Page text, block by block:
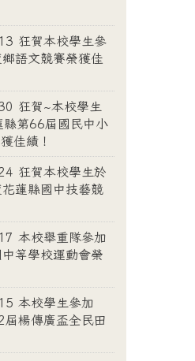
狂賀本校學生參
語文競賽榮獲佳
狂賀~本校學生
縣第66屆國民中小
佳績！
狂賀本校學生於
蓮縣國中技藝競
本校舉重隊參加
等學校運動會榮
本校學生參加
楊傳廣盃全民田